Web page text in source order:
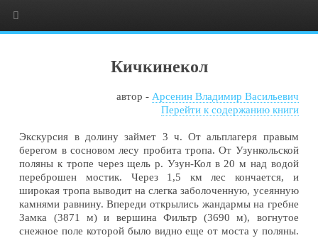
Кичкинекол
автор - Арсенин Владимир Васильевич
Перейти к содержанию книги
Экскурсия в долину займет 3 ч. От альплагеря правым
берегом в сосновом лесу пробита тропа. От Узункольской
поляны к тропе через щель р. Узун-Кол в 20 м над водой
переброшен мостик. Через 1,5 км лес кончается, и
широкая тропа выводит на слегка заболоченную, усеянную
камнями равнину. Впереди открылись жандармы на гребне
Замка (3871 м) и вершина Фильтр (3690 м), вогнутое
снежное поле которой было видно еще от моста у поляны.